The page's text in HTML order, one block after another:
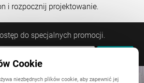
i rozpocznij projektowanie.
do specjalnych promocji.
Cookie
niezbędnych plików cookie, aby zapewnić jej